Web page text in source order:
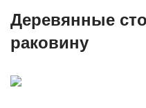
Деревянные
раковину